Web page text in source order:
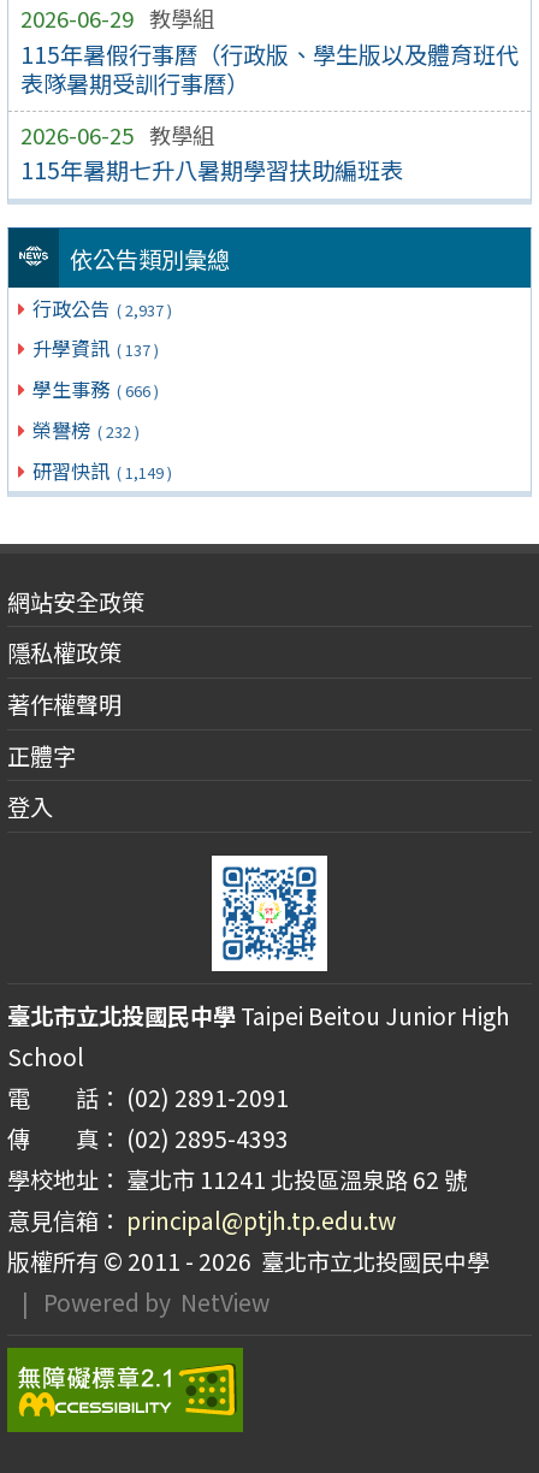
2026-06-29 教學組
115年暑假行事曆（行政版、學生版以及體育班代
表隊暑期受訓行事曆）
2026-06-25 教學組
115年暑期七升八暑期學習扶助編班表
依公告類別彙總
行政公告 ( 2,937 )
升學資訊 ( 137 )
學生事務 ( 666 )
榮譽榜 ( 232 )
研習快訊 ( 1,149 )
網站安全政策
隱私權政策
著作權聲明
正體字
登入
臺北市立北投國民中學Taipei Beitou Junior High
School
電 話： (02) 2891-2091
傳 真： (02) 2895-4393
學校地址： 臺北市 11241 北投區溫泉路 62 號
意見信箱： principal@ptjh.tp.edu.tw
版權所有 © 2011 - 2026 臺北市立北投國民中學
| Powered by NetView